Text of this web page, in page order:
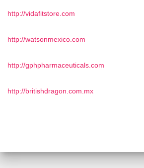
http://vidafitstore.com
http://watsonmexico.com
http://gphpharmaceuticals.com
http://britishdragon.com.mx